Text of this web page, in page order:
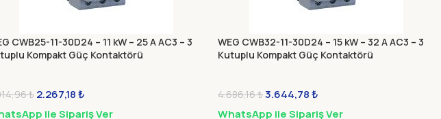
CWB25-11-30D24 – 11 kW – 25 A AC3 – 3
Kompakt Güç Kontaktörü
₺ 2.267,18₺
ile Sipariş Ver
WEG CWB32-11-30D24 – 15 kW – 32 A AC3 – 3
Kutuplu Kompakt Güç Kontaktörü
4.686,16₺3.644,78₺
WhatsApp ile Sipariş Ver